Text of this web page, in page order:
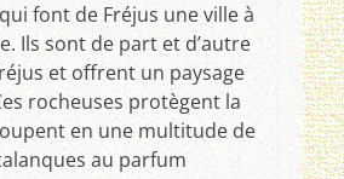
font de Fréjus une ville à
Ils sont de part et d’autre
et offrent un paysage
rocheuses protègent la
en une multitude de
au parfum